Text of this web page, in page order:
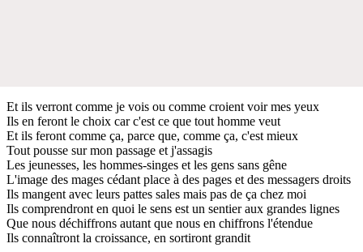
Et ils verront comme je vois ou comme croient voir mes yeux
Ils en feront le choix car c'est ce que tout homme veut
Et ils feront comme ça, parce que, comme ça, c'est mieux
Tout pousse sur mon passage et j'assagis
Les jeunesses, les hommes-singes et les gens sans gêne
L'image des mages cédant place à des pages et des messagers droits
Ils mangent avec leurs pattes sales mais pas de ça chez moi
Ils comprendront en quoi le sens est un sentier aux grandes lignes
Que nous déchiffrons autant que nous en chiffrons l'étendue
Ils connaîtront la croissance, en sortiront grandit